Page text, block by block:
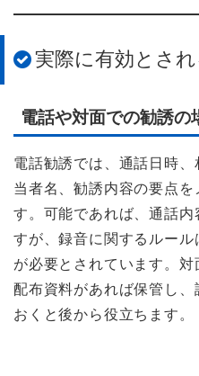
実際に有効とさ
電話や対面での勧誘の
電話勧誘では、通話日時
当者名、勧誘内容の要点
す。可能であれば、通話内
すが、録音に関するルー
が必要とされています。
配布資料があれば保管し
おくと後から役立ちます。